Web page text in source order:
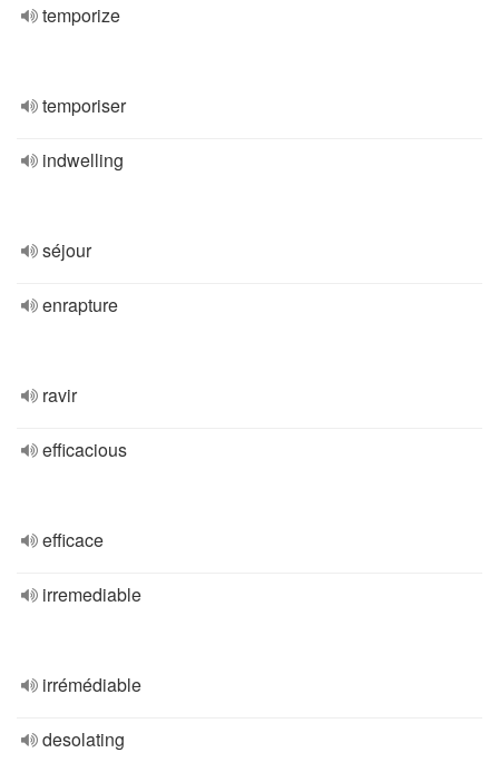
temporize
temporiser
indwelling
séjour
enrapture
ravir
efficacious
efficace
irremediable
irrémédiable
desolating